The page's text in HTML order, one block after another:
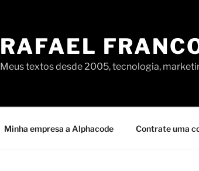
RAFAEL
Meus textos desde 2005, tecnologia,
Minha empresa a Alphacode Contrate uma